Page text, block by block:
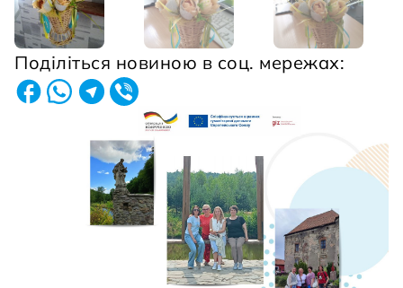
Поділіться новиною в соц. мережах: